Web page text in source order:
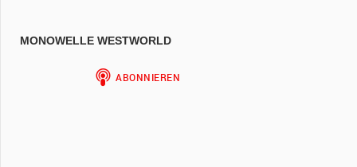
MONOWELLE WESTWORLD